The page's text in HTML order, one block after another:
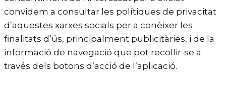
convidem a consultar les polítiques de privacitat
d’aquestes xarxes socials per a conèixer les
finalitats d’ús, principalment publicitàries, i de la
informació de navegació que pot recollir-se a
través dels botons d’acció de l’aplicació.